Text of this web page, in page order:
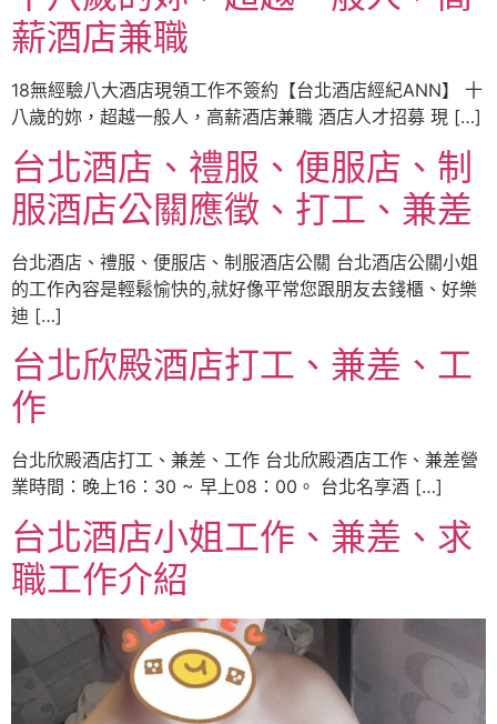
薪酒店兼職
18無經驗八大酒店現領工作不簽約【台北酒店經紀ANN】 十
八歲的妳，超越一般人，高薪酒店兼職 酒店人才招募 現 […]
台北酒店、禮服、便服店、制
服酒店公關應徵、打工、兼差
台北酒店、禮服、便服店、制服酒店公關 台北酒店公關小姐
的工作內容是輕鬆愉快的,就好像平常您跟朋友去錢櫃、好樂
迪 […]
台北欣殿酒店打工、兼差、工
作
台北欣殿酒店打工、兼差、工作 台北欣殿酒店工作、兼差營
業時間：晚上16：30 ~ 早上08：00。 台北名享酒 […]
台北酒店小姐工作、兼差、求
職工作介紹